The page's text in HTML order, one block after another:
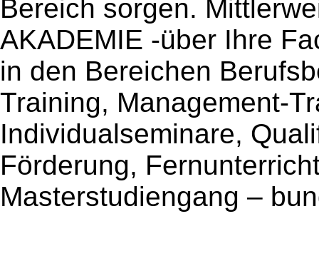
Bereich sorgen.
AKADEMIE -über Ihre
in den Bereichen
Training, Management-
Individualseminare,
Förderung,
Masterstudiengang –